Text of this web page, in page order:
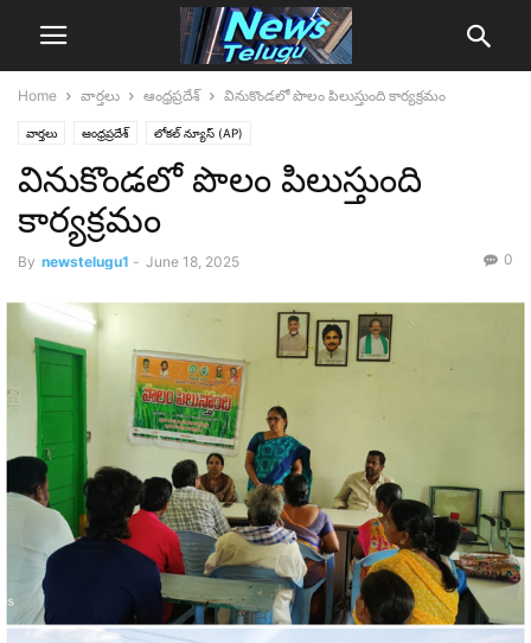
Home వార్తలు ఆంధ్రప్రదేశ్‌ వినుకొండలో పొలం పిలుస్తుంది కార్యక్రమం
వార్తలు ఆంధ్రప్రదేశ్‌ లోక‌ల్ న్యూస్‌ (AP)
వినుకొండలో పొలం పిలుస్తుంది
కార్యక్రమం
By newstelugu1 - June 18, 2025 0